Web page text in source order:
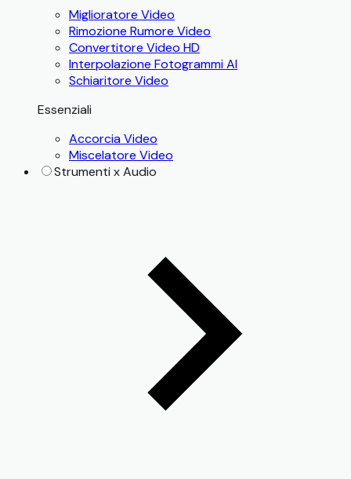
Miglioratore Video
Rimozione Rumore Video
Convertitore Video HD
Interpolazione Fotogrammi AI
Schiaritore Video
Essenziali
Accorcia Video
Miscelatore Video
Strumenti x Audio